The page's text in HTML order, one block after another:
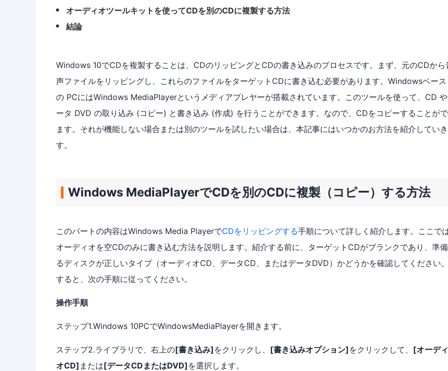
オーディオツールキットを使ってCDを別のCDに複製する方法
結論
Windows 10でCDを複製することは、CDのリッピングとCDの書き込みのプロセスです。まず、元のCDから
声ファイルをリッピングし、これらのファイルをターゲットCDに書き込む必要があります。Windowsベース
の PCにはWindows MediaPlayerというメディアプレヤーが搭載されています。このツールを使って、CD
ータ DVD の取り込み (コピー) と書き込み (作成) を行うことができます。なので、CDをコピーすることが
ます。それが機能しない場合または別のツールを試したい場合は、本記事にはいつかのお方法を紹介していき
す。
Windows MediaPlayerでCDを別のCDに複製（コピー）する方法
このパートの内容はWindows Media PlayerでCDをリッピングする手順について詳しく紹介します。ここで
オーディオを空CDのみに書き込む方法を説明します。紹介する前に、ターゲットCDがブランクであり、準
るディスクが正しいタイプ（オーディオCD、データCD、またはデータDVD）かどうかを確認してください。
すると、次の手順に従ってください。
操作手順
ステップ1.Windows 10PCでWindowsMediaPlayerを開きます。
ステップ2.ライブラリで、右上の[書き込み] をクリックし、 [書き込みオプション] をクリックして、 [オーディ
オCD] または[データCDまたはDVD] を選択します。